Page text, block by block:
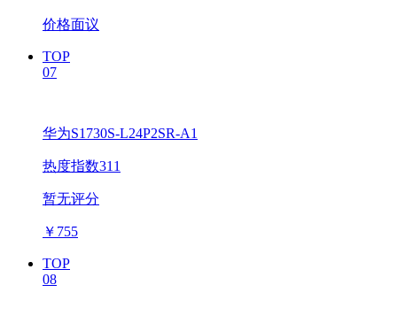
价格面议
TOP
07
华为S1730S-L24P2SR-A1
热度指数311
暂无评分
￥ 755
TOP
08